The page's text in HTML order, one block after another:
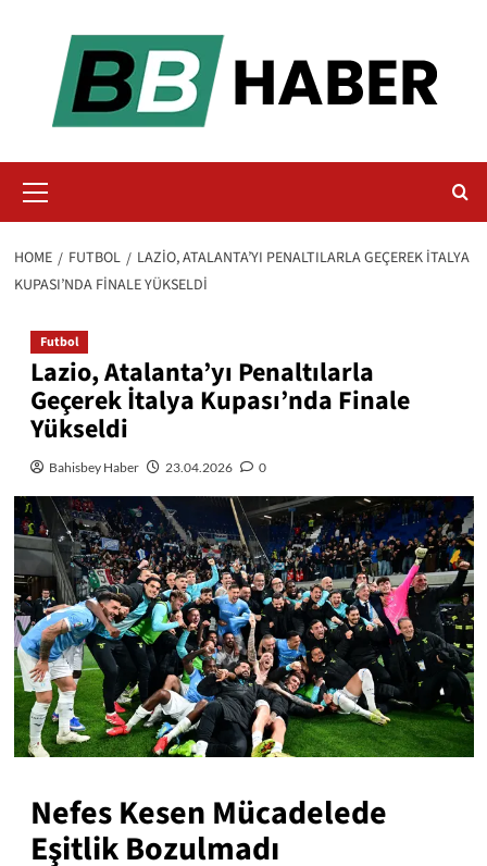
Menu
HOME FUTBOL
LAZIO, ATALANTA’YI PENALTILARLA GEÇEREK İTALYA
KUPASI’NDA FINALE YÜKSELDI
Futbol
Lazio, Atalanta’yı Penaltılarla
Geçerek İtalya Kupası’nda Finale
Yükseldi
Bahisbey Haber 23.04.2026 0
Nefes Kesen Mücadelede
Eşitlik Bozulmadı